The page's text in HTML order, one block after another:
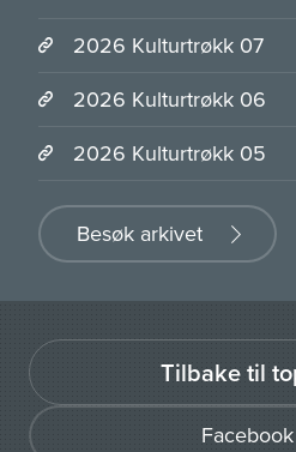
2026 Kulturtrøkk 07
2026 Kulturtrøkk 06
2026 Kulturtrøkk 05
Besøk arkivet
Facebook
Tilbake til